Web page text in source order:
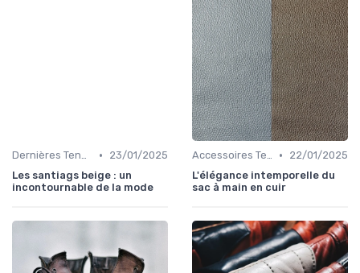
Dernières Tendances de Mode •
23/01/2025
Les santiags beige : un
incontournable de la mode
Accessoires Tendance •
22/01/2025
L'élégance intemporelle du
sac à main en cuir